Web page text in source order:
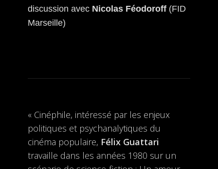
discussion avec Nicolas Féodoroff(FID
Marseille)
« Cinéphile, intéressé par les enjeux
politiques et psychanalytiques du
cinéma populaire, Félix Guattari
travaille dans les années 1980 sur un